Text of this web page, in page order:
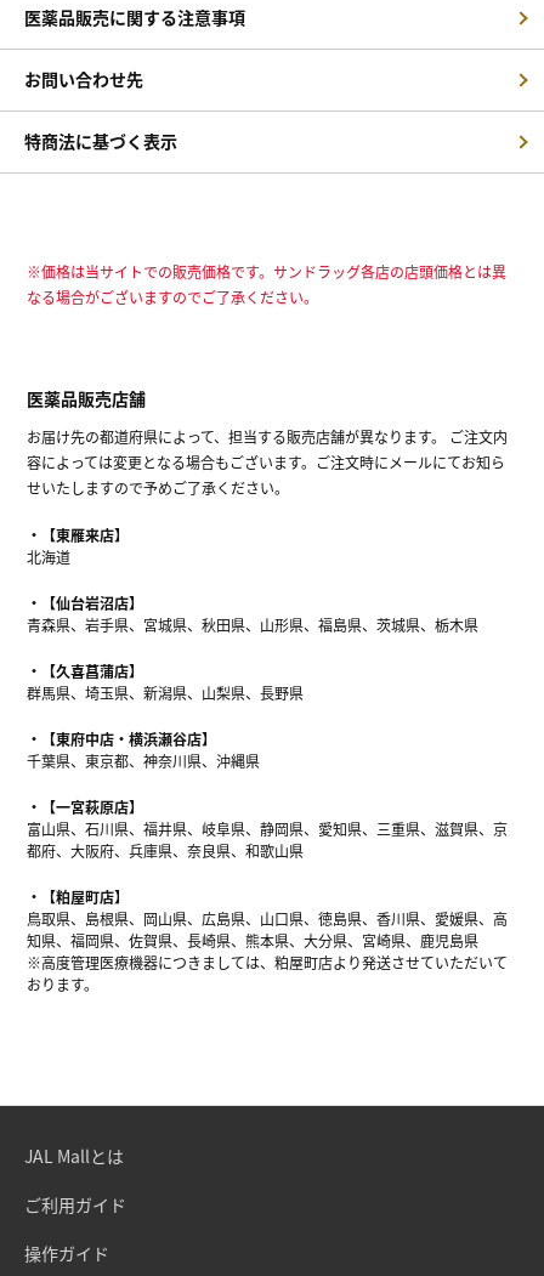
医薬品販売に関する注意事項
お問い合わせ先
特商法に基づく表示
※価格は当サイトでの販売価格です。サンドラッグ各店の店頭価格とは異
なる場合がございますのでご了承ください。
医薬品販売店舗
お届け先の都道府県によって、担当する販売店舗が異なります。 ご注文内
容によっては変更となる場合もございます。ご注文時にメールにてお知ら
せいたしますので予めご了承ください。
【東雁来店】
北海道
【仙台岩沼店】
青森県、岩手県、宮城県、秋田県、山形県、福島県、茨城県、栃木県
【久喜菖蒲店】
群馬県、埼玉県、新潟県、山梨県、長野県
【東府中店・横浜瀬谷店】
千葉県、東京都、神奈川県、沖縄県
【一宮萩原店】
富山県、石川県、福井県、岐阜県、静岡県、愛知県、三重県、滋賀県、京
都府、大阪府、兵庫県、奈良県、和歌山県
【粕屋町店】
鳥取県、島根県、岡山県、広島県、山口県、徳島県、香川県、愛媛県、高
知県、福岡県、佐賀県、長崎県、熊本県、大分県、宮崎県、鹿児島県
※高度管理医療機器につきましては、粕屋町店より発送させていただいて
おります。
JAL Mallとは
ご利用ガイド
操作ガイド